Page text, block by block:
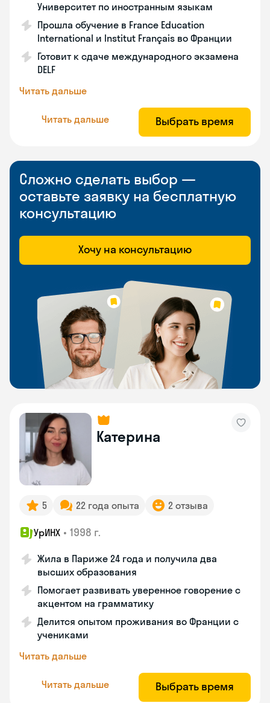
Университет по иностранным языкам
Прошла обучение в France Education
International и Institut Français во Франции
Готовит к сдаче международного экзамена
DELF
Читать дальше
Читать дальше Выбрать время
Сложно сделать выбор —
оставьте заявку на бесплатную
консультацию
Хочу на консультацию
Катерина
5 22 года опыта 2 отзыва
УрИНХ • 1998 г.
Жила в Париже 24 года и получила два
высших образования
Помогает развивать уверенное говорение с
акцентом на грамматику
Делится опытом проживания во Франции с
учениками
Читать дальше
Читать дальше Выбрать время